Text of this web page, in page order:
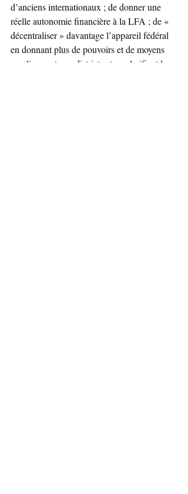
d’anciens internationaux ; de donner une
réelle autonomie financière à la LFA ; de «
décentraliser » davantage l’appareil fédéral
en donnant plus de pouvoirs et de moyens
aux ligues et aux districts et en clarifiant la